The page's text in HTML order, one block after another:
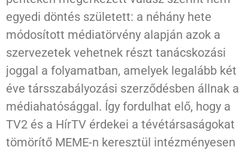
egyedi döntés született: a néhány hete
módosított médiatörvény alapján azok a
szervezetek vehetnek részt tanácskozási
joggal a folyamatban, amelyek legalább két
éve társszabályozási szerződésben állnak a
médiahatósággal. Így fordulhat elő, hogy a
TV2 és a HírTV érdekei a tévétársaságokat
tömörítő MEME-n keresztül intézményesen